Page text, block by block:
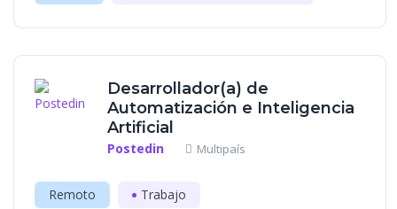
Desarrollador(a) de
Automatización e Inteligencia
Artificial
Postedin Multipaís
Remoto Trabajo